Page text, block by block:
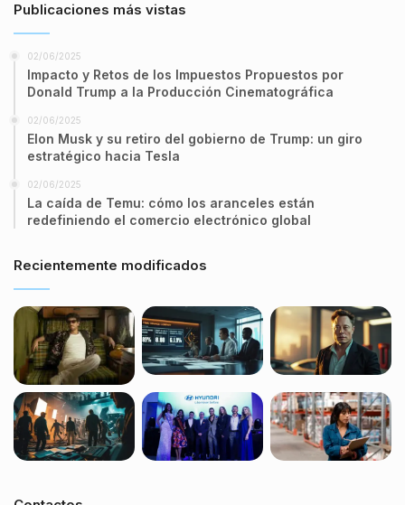
Publicaciones más vistas
02/06/2025
Impacto y Retos de los Impuestos Propuestos por
Donald Trump a la Producción Cinematográfica
02/06/2025
Elon Musk y su retiro del gobierno de Trump: un giro
estratégico hacia Tesla
02/06/2025
La caída de Temu: cómo los aranceles están
redefiniendo el comercio electrónico global
Recientemente modificados